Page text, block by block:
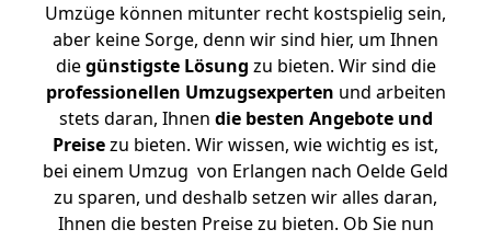
Umzüge können mitunter recht kostspielig sein,
aber keine Sorge, denn wir sind hier, um Ihnen
diegünstigste Lösung zu bieten. Wir sind die
professionellen Umzugsexperten und arbeiten
stets daran, Ihnen die besten Angebote und
Preisezu bieten. Wir wissen, wie wichtig es ist,
bei einem Umzug von Erlangen nach Oelde Geld
zu sparen, und deshalb setzen wir alles daran,
Ihnen die besten Preise zu bieten. Ob Sie nun